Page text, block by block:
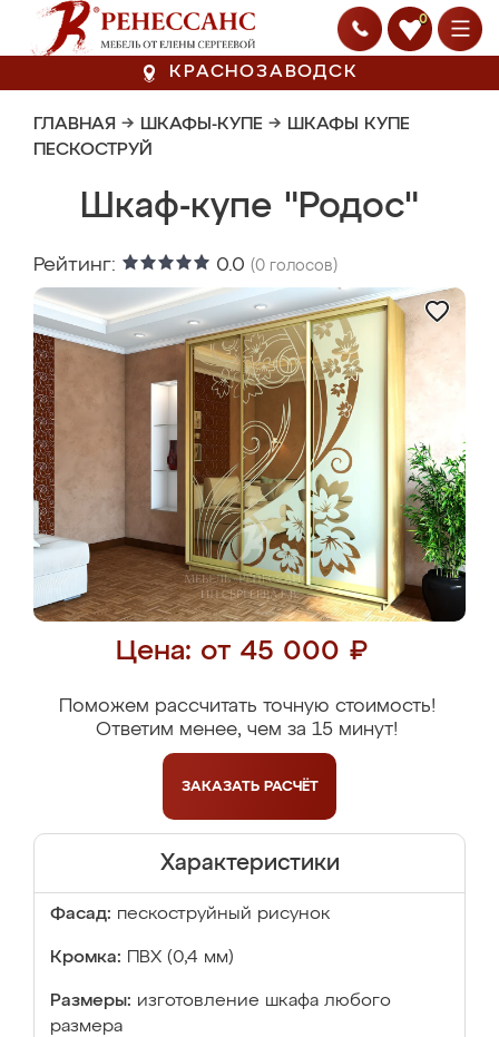
0
КРАСНОЗАВОДСК
ГЛАВНАЯ → ШКАФЫ-КУПЕ → ШКАФЫ КУПЕ
ПЕСКОСТРУЙ
Шкаф-купе "Родос"
Рейтинг: 0.0 (0 голосов)
Цена: от 45 000 ₽
Поможем рассчитать точную стоимость!
Ответим менее, чем за 15 минут!
ЗАКАЗАТЬ РАСЧЁТ
Характеристики
Фасад: пескоструйный рисунок
Кромка: ПВХ (0,4 мм)
Размеры: изготовление шкафа любого
размера